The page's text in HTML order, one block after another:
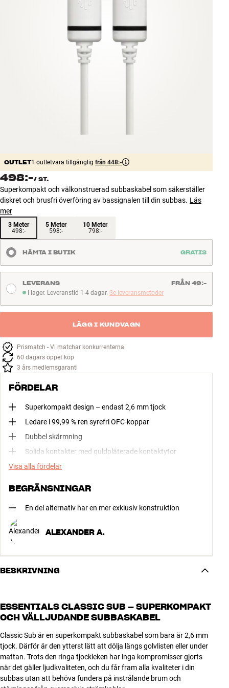
Logga in
Kundtjänst
Bygg med ljud
Företag
OUTLET1 outletvara tillgänglig från 448:-
498:-/ ST.
Superkompakt och välkonstruerad subbaskabel som säkerställer
diskret och brusfri överföring av bassignalen till din subbas. Läs
mer
3 Meter
498:-
5 Meter
598:-
10 Meter
798:-
HÄMTA I BUTIK GRATIS
I lager. Leveranstid 1-4 dagar
I lager. Leveranstid 1-4 dagar. Se leveransmetoder
LEVERANS FRÅN 49:-
LÄGG I KUNDVAGN
Prismatch - Vi matchar konkurrenterna
60 dagars öppet köp
3 års medlemsgaranti
FÖRDELAR
Superkompakt design – endast 2,6 mm tjock
Ledare i 99,99 % ren syrefri OFC-koppar
Dubbel skärmning
Solida kontakter med guldpläterade kontaktytor
Visa alla fördelar
BEGRÄNSNINGAR
En del alternativ har en mer exklusiv konstruktion
ALEXANDER A.
BESKRIVNING
ESSENTIALS CLASSIC SUB – SUPERKOMPAKT
OCH VÄLLJUDANDE SUBBASKABEL
Classic Sub är en superkompakt subbaskabel som bara är 2,6 mm
tjock. Därför är den ytterst lätt att dölja längs golvlisten eller under
mattan. Trots den ringa tjockleken har inga kompromisser gjorts
när det gäller ljudkvaliteten, och du får fram alla kvaliteter i din
subbas utan att behöva fundera på instrålande brum och